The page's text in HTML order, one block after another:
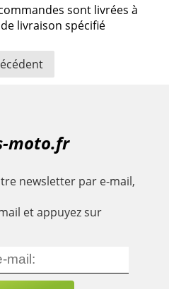
sont livrées à
livraison spécifié
moto.fr
newsletter par e-mail,
et appuyez sur